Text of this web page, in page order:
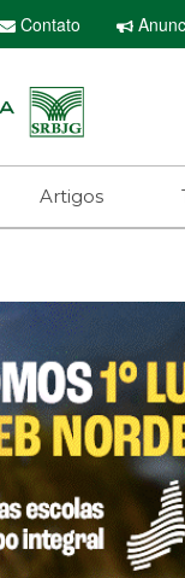
Contato
Artigos